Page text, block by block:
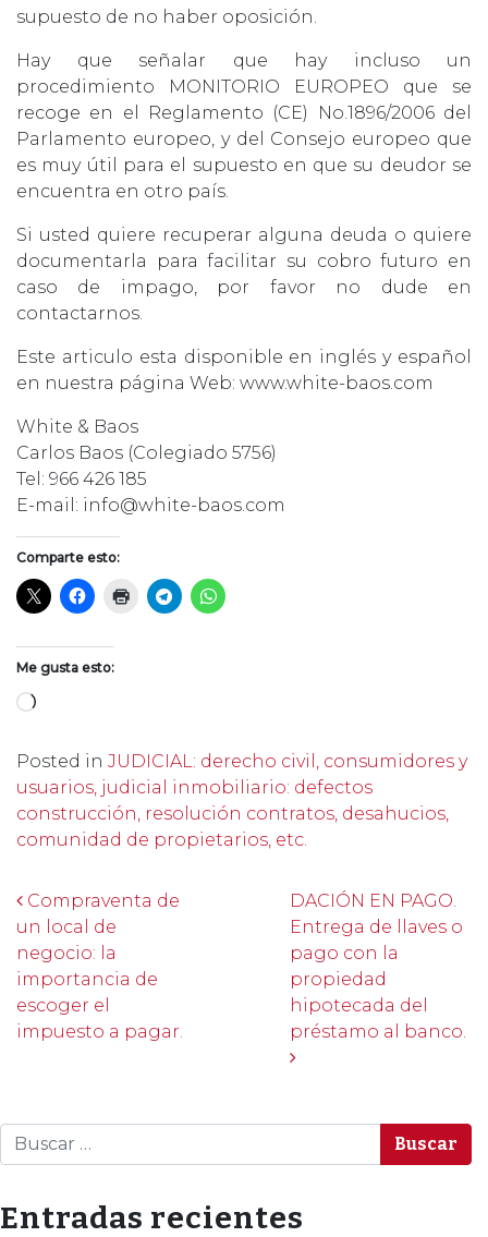
supuesto de no haber oposición.
Hay que señalar que hay incluso un
procedimiento MONITORIO EUROPEO que se
recoge en el Reglamento (CE) No.1896/2006 del
Parlamento europeo, y del Consejo europeo que
es muy útil para el supuesto en que su deudor se
encuentra en otro país.
Si usted quiere recuperar alguna deuda o quiere
documentarla para facilitar su cobro futuro en
caso de impago, por favor no dude en
contactarnos.
Este articulo esta disponible en inglés y español
en nuestra página Web: www.white-baos.com
White & Baos
Carlos Baos (Colegiado 5756)
Tel: 966 426 185
E-mail: info@white-baos.com
Comparte esto:
Me gusta esto:
Cargando...
Posted in JUDICIAL: derecho civil, consumidores y
usuarios, judicial inmobiliario: defectos
construcción, resolución contratos, desahucios,
comunidad de propietarios, etc.
Post navigation
Compraventa de
un local de
negocio: la
importancia de
escoger el
impuesto a pagar.
DACIÓN EN PAGO.
Entrega de llaves o
pago con la
propiedad
hipotecada del
préstamo al banco.
Buscar
Entradas recientes